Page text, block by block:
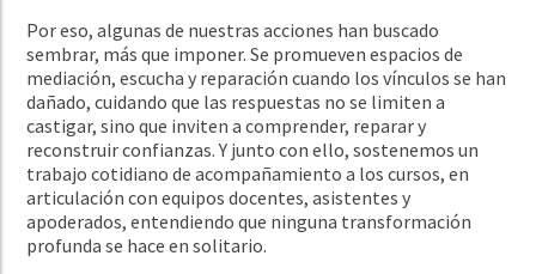
Por eso, algunas de nuestras acciones han buscado
sembrar, más que imponer. Se promueven espacios de
mediación, escucha y reparación cuando los vínculos se han
dañado, cuidando que las respuestas no se limiten a
castigar, sino que inviten a comprender, reparar y
reconstruir confianzas. Y junto con ello, sostenemos un
trabajo cotidiano de acompañamiento a los cursos, en
articulación con equipos docentes, asistentes y
apoderados, entendiendo que ninguna transformación
profunda se hace en solitario.